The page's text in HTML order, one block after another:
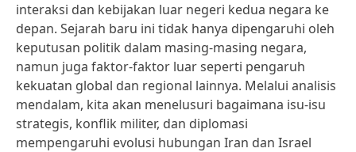
interaksi dan kebijakan luar negeri kedua negara ke
depan. Sejarah baru ini tidak hanya dipengaruhi oleh
keputusan politik dalam masing-masing negara,
namun juga faktor-faktor luar seperti pengaruh
kekuatan global dan regional lainnya. Melalui analisis
mendalam, kita akan menelusuri bagaimana isu-isu
strategis, konflik militer, dan diplomasi
mempengaruhi evolusi hubungan Iran dan Israel